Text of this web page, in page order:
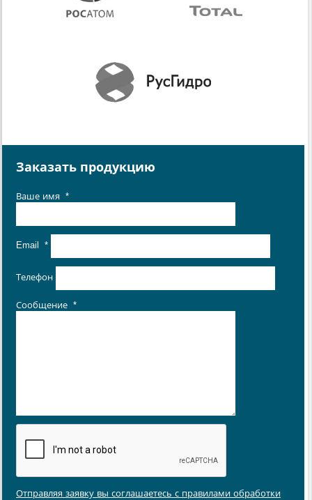
Заказать продукцию
Ваше имя *
Email *
Телефон
Сообщение *
Отправляя заявку вы соглашаетесь с правилами обработки